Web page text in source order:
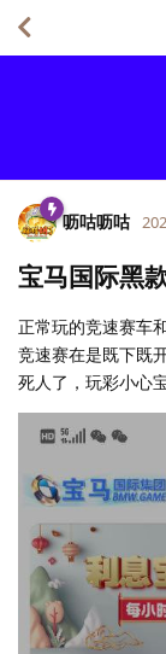
呖咕呖咕
宝马国际黑
正常玩的竞速赛车
竞速赛在是既下既
死人了，玩彩小心